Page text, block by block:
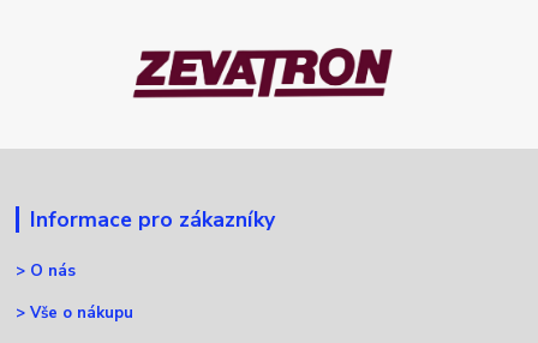
Informace pro zákazníky
> O nás
>Vše o nákupu